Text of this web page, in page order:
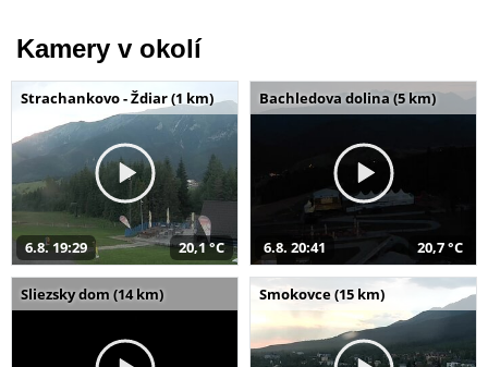
Kamery v okolí
Strachankovo - Ždiar (1 km)
6.8. 19:29 20,1 °C
Bachledova dolina (5 km)
6.8. 20:41 20,7 °C
Sliezsky dom (14 km) Smokovce (15 km)